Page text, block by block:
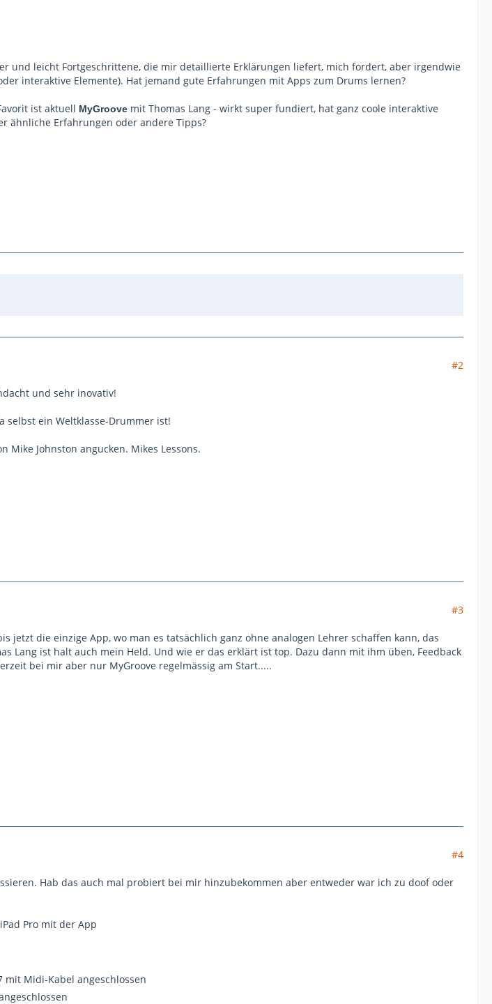
und leicht Fortgeschrittene, die mir detaillierte Erklärungen liefert, mich fordert, aber irgendwie
interaktive Elemente). Hat jemand gute Erfahrungen mit Apps zum Drums lernen?
ist aktuell MyGroove mit Thomas Lang - wirkt super fundiert, hat ganz coole interaktive
ähnliche Erfahrungen oder andere Tipps?
#2
und sehr inovativ!
selbst ein Weltklasse-Drummer ist!
Johnston angucken. Mikes Lessons.
#3
jetzt die einzige App, wo man es tatsächlich ganz ohne analogen Lehrer schaffen kann, das
Lang ist halt auch mein Held. Und wie er das erklärt ist top. Dazu dann mit ihm üben, Feedback
bei mir aber nur MyGroove regelmässig am Start.....
#4
Hab das auch mal probiert bei mir hinzubekommen aber entweder war ich zu doof oder
Pro mit der App
mit Midi-Kabel angeschlossen